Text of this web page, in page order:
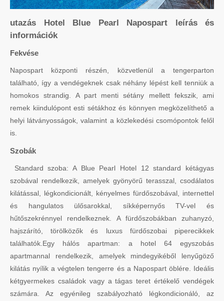
utazás Hotel Blue Pearl Napospart leírás és
információk
Fekvése
Napospart központi részén, közvetlenül a tengerparton
található, így a vendégeknek csak néhány lépést kell tenniük a
homokos strandig. A part menti sétány mellett fekszik, ami
remek kiindulópont esti sétákhoz és könnyen megközelíthető a
helyi látványosságok, valamint a közlekedési csomópontok felől
is.
Szobák
Standard szoba: A Blue Pearl Hotel 12 standard kétágyas
szobával rendelkezik, amelyek gyönyörű terasszal, csodálatos
kilátással, légkondicionált, kényelmes fürdőszobával, internettel
és hangulatos ülősarokkal, síkképernyős TV-vel és
hűtőszekrénnyel rendelkeznek. A fürdőszobákban zuhanyzó,
hajszárító, törölközők és luxus fürdőszobai piperecikkek
találhatók.Egy hálós apartman: a hotel 64 egyszobás
apartmannal rendelkezik, amelyek mindegyikéből lenyűgöző
kilátás nyílik a végtelen tengerre és a Napospart öblére. Ideális
kétgyermekes családok vagy a tágas teret értékelő vendégek
számára. Az egyénileg szabályozható légkondicionáló, az